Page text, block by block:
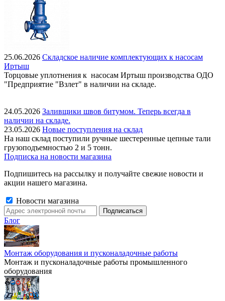
25.06.2026 Складское наличие комплектующих к насосам
Иртыш
Торцовые уплотнения к насосам Иртыш производства ОДО
"Предприятие "Взлет" в наличии на складе.
24.05.2026 Заливщики швов битумом. Теперь всегда в
наличии на складе.
23.05.2026 Новые поступления на склад
На наш склад поступили ручные шестеренные цепные тали
грузоподъемностью 2 и 5 тонн.
Подписка на новости магазина
Подпишитесь на рассылку и получайте свежие новости и
акции нашего магазина.
Новости магазина
Блог
Монтаж оборудования и пусконаладочные работы
Монтаж и пусконаладочные работы промышленного
оборудования